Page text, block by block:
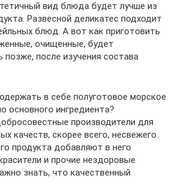
вид блюда будет лучше из
Развесной деликатес подходит
блюд. А вот как приготовить
очищенные, будет
позже, после изучения состава
в себе полуготовое морское
основного ингредиента?
производители для
качеств, скорее всего, несвежего
продукта добавляют в него
и прочие нездоровые
знать, что качественный